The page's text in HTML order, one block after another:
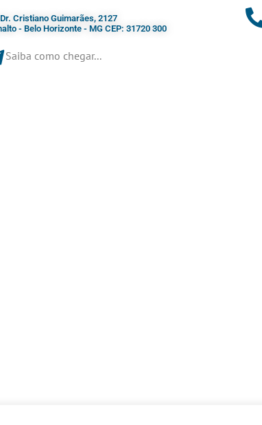
Cristiano Guimarães, 2127
- Belo Horizonte - MG CEP: 31720 300
Saiba como chegar...